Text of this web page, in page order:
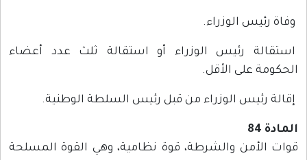
وفاة رئيس الوزراء.
استقالة رئيس الوزراء أو استقالة ثلث عدد أعضاء
الحكومة على الأقل.
إقالة رئيس الوزراء من قبل رئيس السلطة الوطنية.
المادة 84
قوات الأمن والشرطة، قوة نظامية، وهي القوة المسلحة